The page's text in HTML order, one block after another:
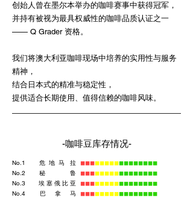
创始人曾在墨尔本举办的咖啡赛事中获得冠军，
并持有被视为最具权威性的咖啡品质认证之一
—— Q Grader 资格。
我们将澳大利亚咖啡现场中培养的实用性与服务
精神，
结合日本式的精准与稳定性，
提供适合长期使用、值得信赖的咖啡风味。
-咖啡豆库存情况-
​No.1
No.2
No.3
No.4
危 地 马 拉
秘 鲁
埃 塞 俄 比 亚
巴 拿 马
◼︎◼︎◼︎◼︎◼︎◼︎◼︎◼︎◼︎◼︎◼︎◼︎◼︎◼︎◼︎◼︎
◼︎◼︎◼︎◼︎◼︎◼︎◼︎◼︎◼︎◼︎◼︎◼︎◼︎◼︎◼︎◼︎
◼︎◼︎◼︎◼︎◼︎◼︎◼︎◼︎◼︎◼︎◼︎◼︎◼︎◼︎◼︎◼︎
◼︎◼︎◼︎◼︎◼︎◼︎◼︎◼︎◼︎◼︎◼︎◼︎◼︎◼︎◼︎◼︎